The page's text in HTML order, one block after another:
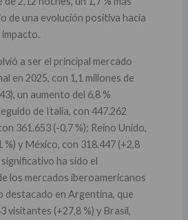
de una evolución positiva hacia
a ser el principal mercado
en 2025, con 1,1 millones de
un aumento del 6,8 %
de Italia, con 447.262
361.653 (-0,7 %); Reino Unido,
%) y México, con 318.447 (+2,8
ha sido el
los mercados iberoamericanos
destacado en Argentina, que
visitantes (+27,8 %) y Brasil,